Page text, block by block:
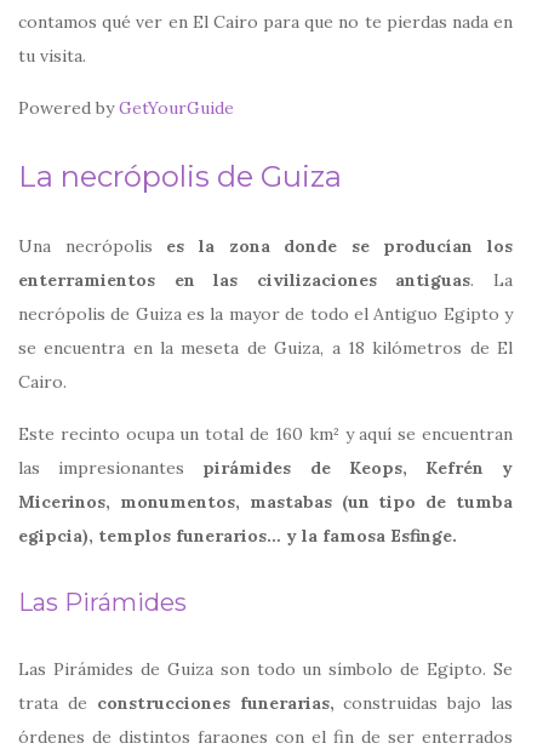
contamos qué ver en El Cairo para que no te pierdas nada en
tu visita.
Powered byGetYourGuide
La necrópolis de Guiza
Una necrópolis es la zona donde se producían los
enterramientos en las civilizaciones antiguas. La
necrópolis de Guiza es la mayor de todo el Antiguo Egipto y
se encuentra en la meseta de Guiza, a 18 kilómetros de El
Cairo.
Este recinto ocupa un total de 160 km² y aquí se encuentran
las impresionantes pirámides de Keops, Kefrén y
Micerinos, monumentos, mastabas (un tipo de tumba
egipcia), templos funerarios… y la famosa Esfinge.
Las Pirámides
Las Pirámides de Guiza son todo un símbolo de Egipto. Se
trata de construcciones funerarias, construidas bajo las
órdenes de distintos faraones con el fin de ser enterrados